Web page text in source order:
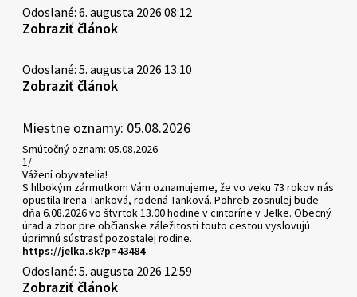
Odoslané: 6. augusta 2026 08:12
Zobraziť článok
Odoslané: 5. augusta 2026 13:10
Zobraziť článok
Miestne oznamy: 05.08.2026
Smútočný oznam: 05.08.2026
1/
Vážení obyvatelia!
S hlbokým zármutkom Vám oznamujeme, že vo veku 73 rokov nás
opustila Irena Tanková, rodená Tanková. Pohreb zosnulej bude
dňa 6.08.2026 vo štvrtok 13.00 hodine v cintoríne v Jelke. Obecný
úrad a zbor pre občianske záležitosti touto cestou vyslovujú
úprimnú sústrasť pozostalej rodine.
https://jelka.sk?p=43484
Odoslané: 5. augusta 2026 12:59
Zobraziť článok